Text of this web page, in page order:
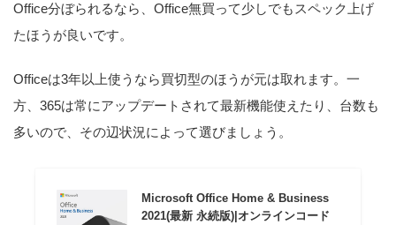
Office分ぼられるなら、Office無買って少しでもスペック上げ
たほうが良いです。
Officeは3年以上使うなら買切型のほうが元は取れます。一
方、365は常にアップデートされて最新機能使えたり、台数も
多いので、その辺状況によって選びましょう。
Microsoft Office Home & Business
2021(最新 永続版)|オンラインコード